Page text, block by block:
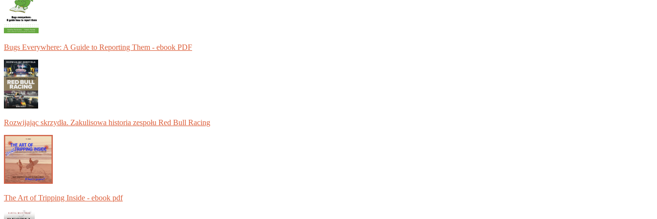
Bugs Everywhere: A Guide to Reporting Them - ebook PDF
Rozwijając skrzydła. Zakulisowa historia zespołu Red Bull Racing
The Art of Tripping Inside - ebook pdf